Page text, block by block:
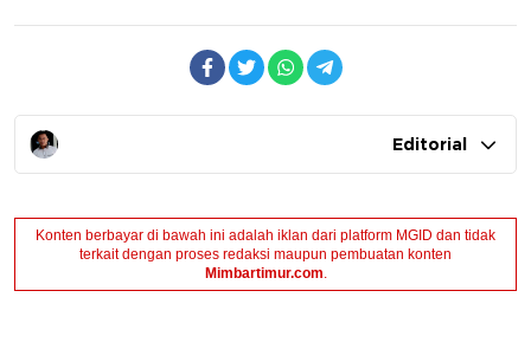
Editorial
Konten berbayar di bawah ini adalah iklan dari platform MGID dan tidak
terkait dengan proses redaksi maupun pembuatan konten
Mimbartimur.com.